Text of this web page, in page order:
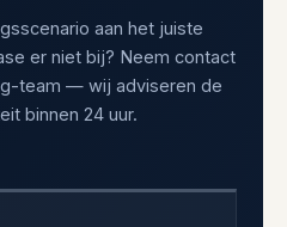
aan het juiste
er niet bij? Neem contact
team — wij adviseren de
binnen 24 uur.